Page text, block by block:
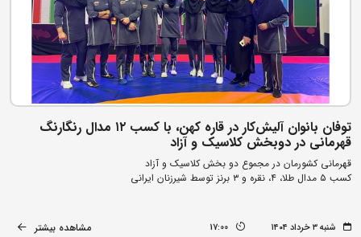
توفان بانوان آلیش‌کار در قاره کهن، با کسب ۱۲ مدال رنگارنگ
قهرمانی در دوبخش کلاسیک و آزاد
قهرمانی کشورمان در مجموع دو بخش کلاسیک و آزاد
کسب ۵ مدال طلا، ۴، نقره و ۳ برنز توسط شیرزنان ایرانی
شنبه ۳ خرداد ۱۴۰۴ 17:00 مشاهده بیشتر